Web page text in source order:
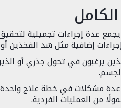
عدة إجراءات تجميلية
إضافية مثل شد الفخذين
يرغبون في تحول جذري أو
عدة مشكلات في خطة علاج
من العمليات الفردية.